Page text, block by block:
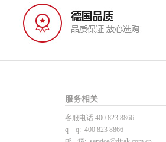
服务相关
客服电话:400 823 8866
q q: 400 823 8866